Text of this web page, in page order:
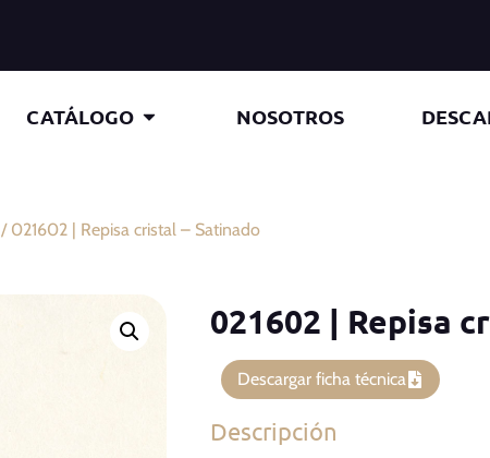
CATÁLOGO NOSOTROS
/ 021602 | Repisa cristal – Satinado
021602 | Repisa
Descargar ficha técnica
Descripción